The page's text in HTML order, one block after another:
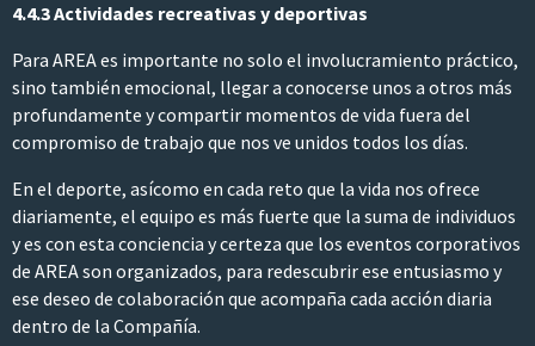
4.4.3 Actividades recreativas y deportivas
Para AREA es importante no solo el involucramiento práctico,
sino también emocional, llegar a conocerse unos a otros más
profundamente y compartir momentos de vida fuera del
compromiso de trabajo que nos ve unidos todos los días.
En el deporte, asícomo en cada reto que la vida nos ofrece
diariamente, el equipo es más fuerte que la suma de individuos
y es con esta conciencia y certeza que los eventos corporativos
de AREA son organizados, para redescubrir ese entusiasmo y
ese deseo de colaboración que acompaña cada acción diaria
dentro de la Compañía.